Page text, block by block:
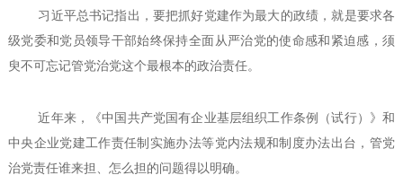
习近平总书记指出，要把抓好党建作为最大的政绩，就是要求各
级党委和党员领导干部始终保持全面从严治党的使命感和紧迫感，须
臾不可忘记管党治党这个最根本的政治责任。
近年来，《中国共产党国有企业基层组织工作条例（试行）》和
中央企业党建工作责任制实施办法等党内法规和制度办法出台，管党
治党责任谁来担、怎么担的问题得以明确。